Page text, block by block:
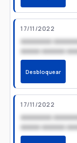
17/11/2022
xxxxxxxx
xxxxx xxxxxx
Desbloquear
17/11/2022
xxxxxxxx
xxxxx xxxxxx